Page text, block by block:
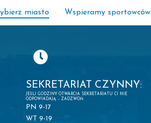
miasto Wspieramy sportowców
SEKRETARIAT CZYNNY:
JEŚLI GODZINY OTWARCIA SEKRETARIATU CI NIE
ODPOWIADAJĄ – ZADZWOŃ
PN 9-17
WT 9-19